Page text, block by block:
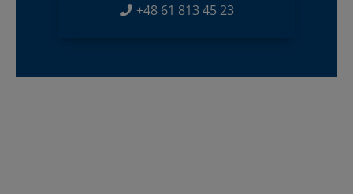
+48 61 813 45 23